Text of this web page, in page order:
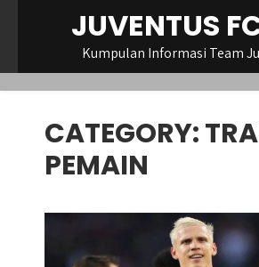
JUVENTUS
Kumpulan Informasi Team
CATEGORY:
PEMAIN